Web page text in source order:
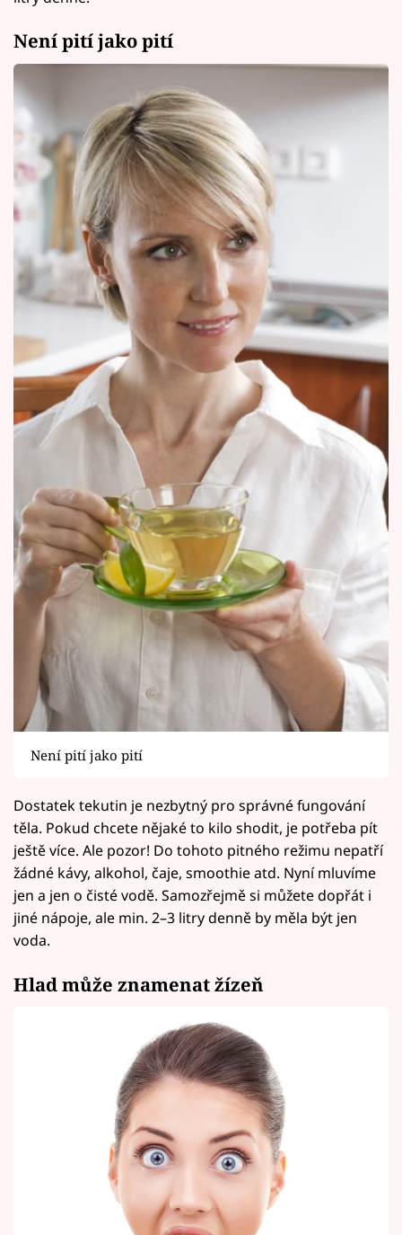
Není pití jako pití
Není pití jako pití
Dostatek tekutin je nezbytný pro správné fungování
těla. Pokud chcete nějaké to kilo shodit, je potřeba pít
ještě více. Ale pozor! Do tohoto pitného režimu nepatří
žádné kávy, alkohol, čaje, smoothie atd. Nyní mluvíme
jen a jen o čisté vodě. Samozřejmě si můžete dopřát i
jiné nápoje, ale min. 2–3 litry denně by měla být jen
voda.
Hlad může znamenat žízeň